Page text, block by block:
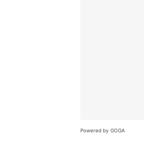
Powered by GOGA